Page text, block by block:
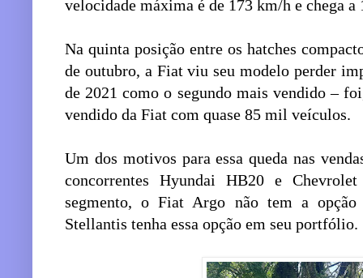
velocidade máxima é de 173 km/h e chega a
Na quinta posição entre os hatches
de outubro, a Fiat viu seu modelo perder
de 2021 como o segundo mais vendido –
vendido da Fiat com quase 85 mil veículos.
Um dos motivos para essa queda nas
concorrentes Hyundai HB20 e
segmento, o Fiat Argo não tem a
Stellantis tenha essa opção em seu portfólio.